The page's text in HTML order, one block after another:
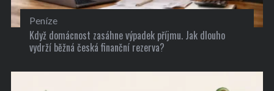
Peníze
Když domácnost zasáhne výpadek příjmu. Jak dlouho
vydrží běžná česká finanční rezerva?